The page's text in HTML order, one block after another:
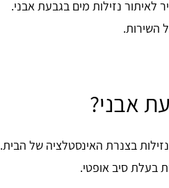
באתר ותוכלו לקבל עד 3 הצעות מחיר לאיתור נזילות מים בגבעת אבני.
השירות.
אבני?
בצנרת האינסטלציה של הבית.
בעלת סיב אופטי.